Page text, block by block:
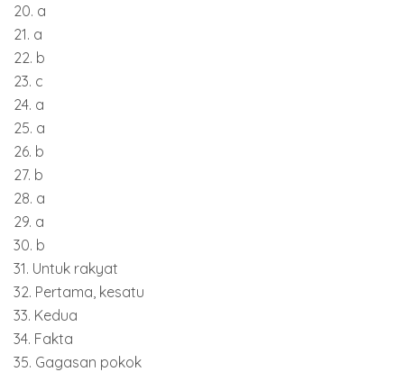
20. a
21. a
22. b
23. c
24. a
25. a
26. b
27. b
28. a
29. a
30. b
31. Untuk rakyat
32. Pertama, kesatu
33. Kedua
34. Fakta
35. Gagasan pokok